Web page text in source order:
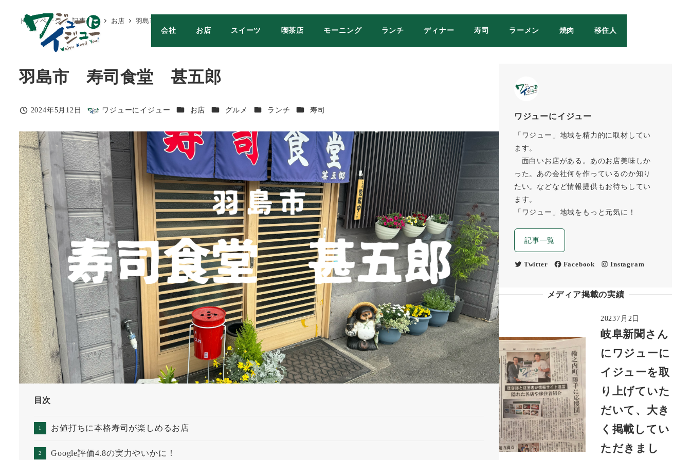
会社 お店 スイーツ 喫茶店 モーニング ランチ ディナー 寿司 ラーメン 焼肉 移住人
トップページ 記事一覧 お店 羽島市 寿司食堂 甚五郎
羽島市 寿司食堂 甚五郎
投稿日
2024年5月12日
著
ワジューにイジュー カテゴリー
お店 カテゴリー
グルメ カテゴリー
ランチ カテゴリー
寿司
目次
お値打ちに本格寿司が楽しめるお店
Google評価4.8の実力やいかに！
ワジューにイジュー
「ワジュー」地域を精力的に取材してい
ます。
面白いお店がある。あのお店美味しか
った。あの会社何を作っているのか知り
たい。などなど情報提供もお待ちしてい
ます。
「ワジュー」地域をもっと元気に！
記事一覧
Twitter Facebook Instagram
メディア掲載の実績
20237月2日
岐阜新聞さん
にワジューに
イジューを取
り上げていた
だいて、大き
く掲載してい
ただきまし